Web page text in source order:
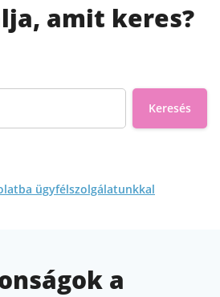
amit keres?
Keresés
ügyfélszolgálatunkkal
a